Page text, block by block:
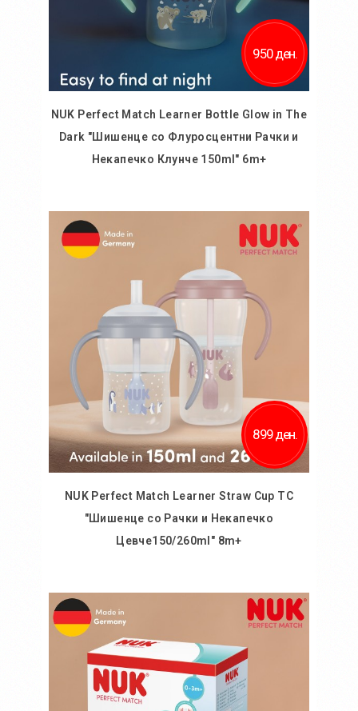
950 ден.
NUK Perfect Match Learner Bottle Glow in The
Dark "Шишенце со Флуросцентни Рачки и
Некапечко Клунче 150ml" 6m+
Во кошничка
Додај во желби
Додај за споредба
899 ден.
NUK Perfect Match Learner Straw Cup TC
"Шишенце со Рачки и Некапечкo
Цевче150/260ml" 8m+
Во кошничка
Додај за споредба